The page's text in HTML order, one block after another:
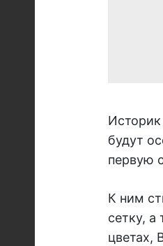
будут
первую
К ним
сетку,
цветах,